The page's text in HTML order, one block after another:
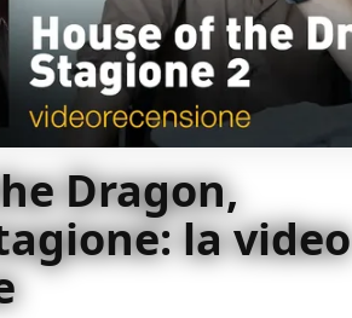
Dragon,
la video